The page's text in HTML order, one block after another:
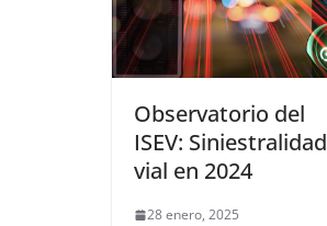
Observatorio del
ISEV: Siniestralidad
vial en 2024
28 enero, 2025